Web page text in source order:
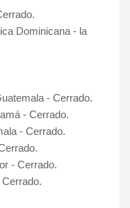
Dominicana - la
- Cerrado.
- Cerrado.
- Cerrado.
- Cerrado.